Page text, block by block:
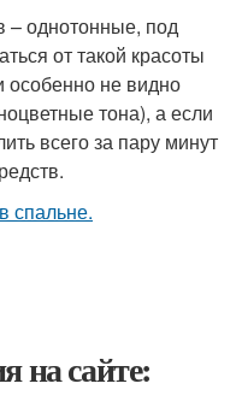
– однотонные, под
от такой красоты
особенно не видно
тона), а если
всего за пару минут
на сайте: